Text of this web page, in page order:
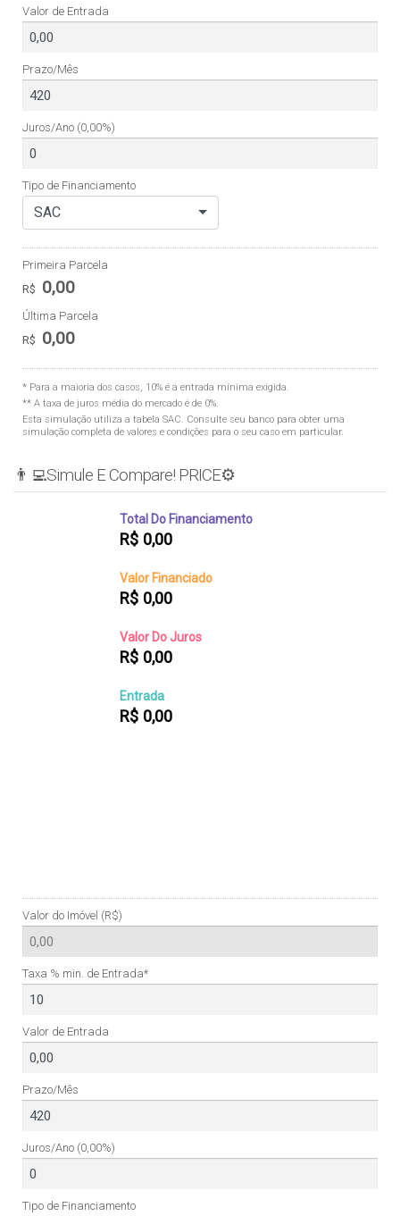
Valor de Entrada
Prazo/Mês
Juros/Ano (0,00%)
Tipo de Financiamento
SAC
Primeira Parcela
R$ 0,00
Última Parcela
R$ 0,00
* Para a maioria dos casos, 10% é a entrada mínima exigida.
** A taxa de juros média do mercado é de 0%.
Esta simulação utiliza a tabela SAC. Consulte seu banco para obter uma
simulação completa de valores e condições para o seu caso em particular.
👨‍💻Simule E Compare! PRICE⚙️
Total Do Financiamento
R$ 0,00
Valor Financiado
R$ 0,00
Valor Do Juros
R$ 0,00
Entrada
R$ 0,00
Valor do Imóvel (R$)
Taxa % min. de Entrada*
Valor de Entrada
Prazo/Mês
Juros/Ano (0,00%)
Tipo de Financiamento